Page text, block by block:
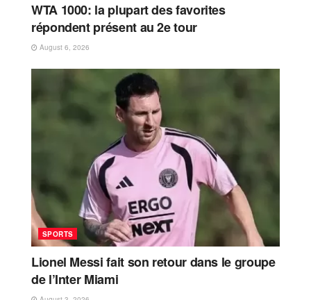
WTA 1000: la plupart des favorites
répondent présent au 2e tour
August 6, 2026
SPORTS
Lionel Messi fait son retour dans le groupe
de l’Inter Miami